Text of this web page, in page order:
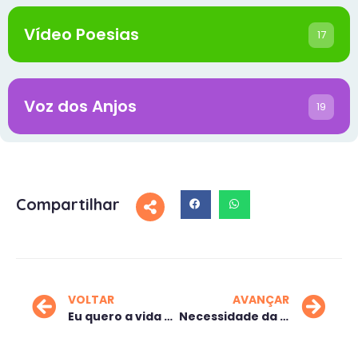
Vídeo Poesias 17
Voz dos Anjos 19
Compartilhar
VOLTAR
Eu quero a vida que eu tinha
AVANÇAR
Necessidade da busca